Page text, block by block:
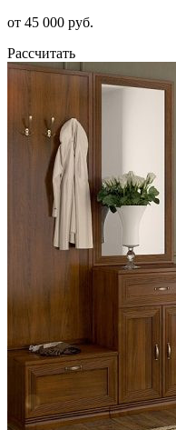
от 45 000 руб.
Рассчитать